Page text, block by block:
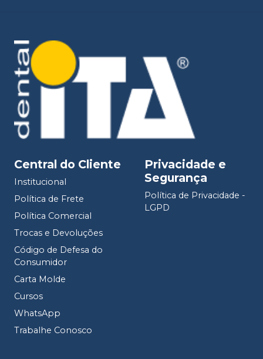
Central do Cliente
Institucional
Política de Frete
Política Comercial
Trocas e Devoluções
Código de Defesa do
Consumidor
Carta Molde
Cursos
WhatsApp
Trabalhe Conosco
Privacidade e
Segurança
Política de Privacidade -
LGPD